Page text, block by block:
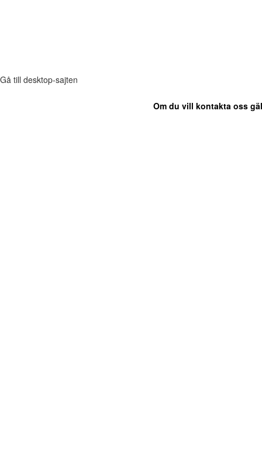
Gå till desktop-sajten
Om du vill kontakta oss